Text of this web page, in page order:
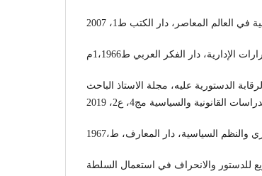
الدستورية عليه، مجلة الاستاذ الباحث
والنظم السياسية، دار المعارف، ط،1967
للدستور والانحراف في استعمال السلطة